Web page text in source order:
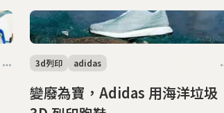
變廢為寶，Adidas 用海洋垃圾
3d列印 adidas